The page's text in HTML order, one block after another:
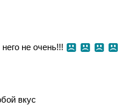
не очень!!!
вкус